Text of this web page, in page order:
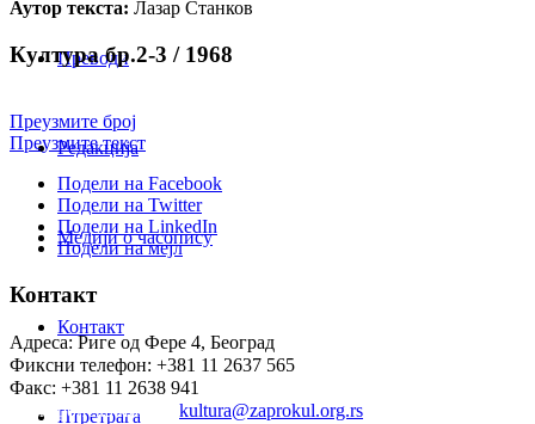
Преводи
Редакција
Медији о часопису
Контакт
Птретрага
Аутор текста: Лазар Станков
Култура бр.2-3 / 1968
Преузмите број
Преузмите текст
Подели на Facebook
Подели на Twitter
Подели на LinkedIn
Подели на мејл
Контакт
Адреса: Риге од Фере 4, Београд
Фиксни телефон: +381 11 2637 565
Факс: +381 11 2638 941
Електронска пошта:
kultura@zaprokul.org.rs